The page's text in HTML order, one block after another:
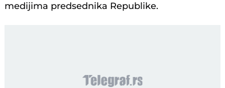
medijima predsednika Republike.